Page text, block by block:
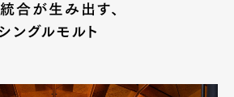
合が生み出す、
ングルモルト